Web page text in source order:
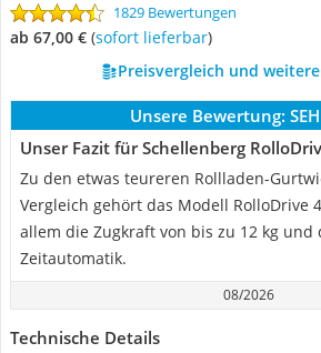
1829 Bewertungen
ab 67,00 € ( Sofort lieferbar)
Preisvergleich und
Unsere Bewertung:
Unser Fazit für Schellenberg
Zu den etwas teureren Rollladen-
Vergleich gehört das Modell RolloDrive
allem die Zugkraft von bis zu 12 kg und
Zeitautomatik.
08/2026
Technische Details